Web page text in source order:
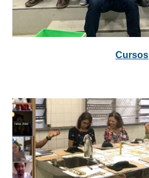
Cursos